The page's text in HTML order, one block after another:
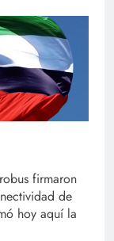
firmaron
de
hoy aquí la